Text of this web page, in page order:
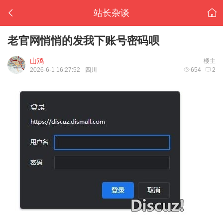
站长杂谈
老官网悄悄的发我下账号密码呗
楼主
山鸡
654 2
2026-6-1 16:27:52 四川